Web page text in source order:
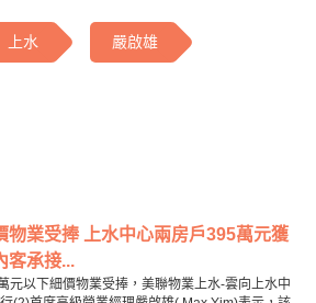
上水 嚴啟雄
物業受捧 上水中心兩房戶395萬元獲
客承接...
元以下細價物業受捧，美聯物業上水-雲向上水中